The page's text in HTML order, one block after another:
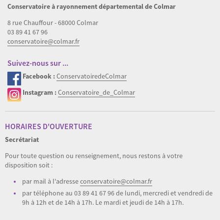
Conservatoire à rayonnement départemental de Colmar
8 rue Chauffour - 68000 Colmar
03 89 41 67 96
conservatoire@colmar.fr
Suivez-nous sur ...
Facebook :ConservatoiredeColmar
Instagram :Conservatoire_de_Colmar
HORAIRES D'OUVERTURE
Secrétariat
Pour toute question ou renseignement, nous restons à votre
disposition soit :
par mail à l'adresseconservatoire@colmar.fr
par téléphone au 03 89 41 67 96 de lundi, mercredi et vendredi de
9h à 12h et de 14h à 17h. Le mardi et jeudi de 14h à 17h.